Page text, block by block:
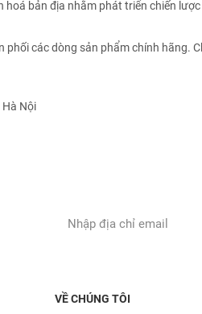
bản địa nhằm phát triển chiến lược
phối các dòng sản phẩm chính hãng.
Hà Nội
VỀ CHÚNG TÔI